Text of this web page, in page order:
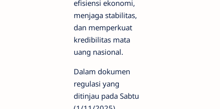
efisiensi ekonomi,
menjaga stabilitas,
dan memperkuat
kredibilitas mata
uang nasional.
Dalam dokumen
regulasi yang
ditinjau pada Sabtu